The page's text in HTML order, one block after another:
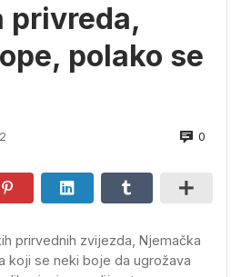
privreda,
polako se
0
prirvednih zvijezda, Njemačka
koji se neki boje da ugrožava